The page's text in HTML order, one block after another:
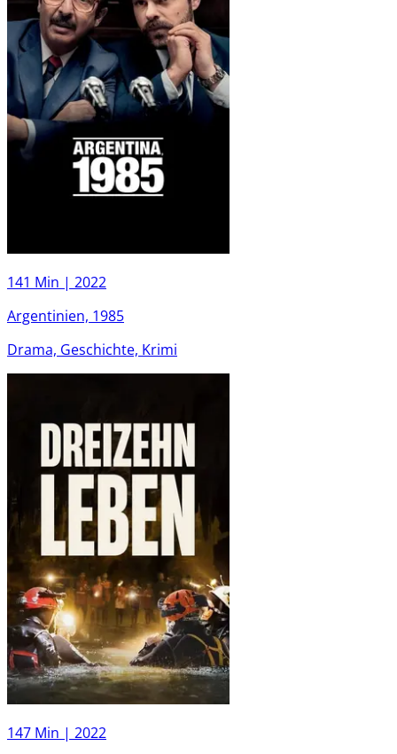
141 Min | 2022
Argentinien, 1985
Drama, Geschichte, Krimi
147 Min | 2022